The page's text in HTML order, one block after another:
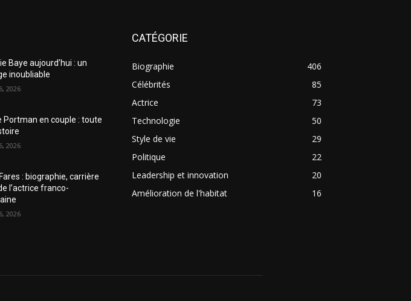
Baye aujourd’hui : un
inoubliable
2026
Portman en couple : toute
2026
: biographie, carrière
l’actrice franco-
2026
CATÉGORIE
Biographie
406
Célébrités
85
Actrice
73
Technologie
50
Style de vie
29
Politique
22
Leadership et innovation
20
Amélioration de l'habitat
16